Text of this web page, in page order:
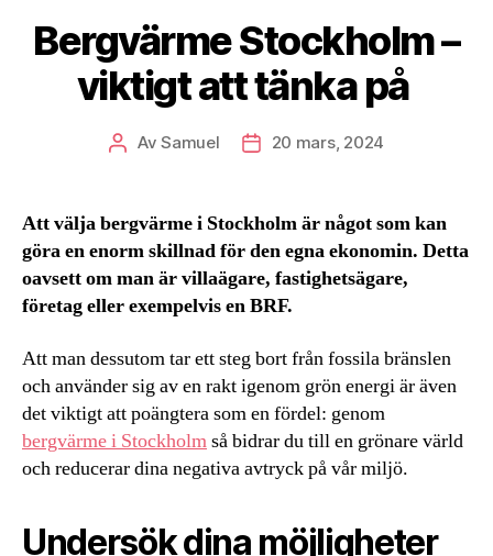
Bergvärme Stockholm –
viktigt att tänka på
Inläggsförfattare
AvSamuel Inläggsdatum
20 mars, 2024
Att välja bergvärme i Stockholm är något som kan
göra en enorm skillnad för den egna ekonomin. Detta
oavsett om man är villaägare, fastighetsägare,
företag eller exempelvis en BRF.
Att man dessutom tar ett steg bort från fossila bränslen
och använder sig av en rakt igenom grön energi är även
det viktigt att poängtera som en fördel: genom
bergvärme i Stockholmså bidrar du till en grönare värld
och reducerar dina negativa avtryck på vår miljö.
Undersök dina möjligheter